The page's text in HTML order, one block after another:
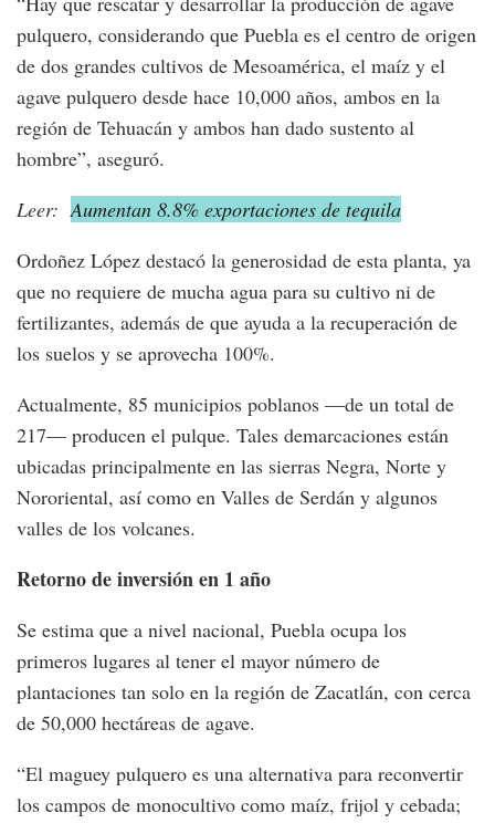
pulquero, considerando que Puebla es el centro de origen
de dos grandes cultivos de Mesoamérica, el maíz y el
agave pulquero desde hace 10,000 años, ambos en la
región de Tehuacán y ambos han dado sustento al
hombre”, aseguró.
Leer: Aumentan 8.8% exportaciones de tequila
Ordoñez López destacó la generosidad de esta planta, ya
que no requiere de mucha agua para su cultivo ni de
fertilizantes, además de que ayuda a la recuperación de
los suelos y se aprovecha 100%.
Actualmente, 85 municipios poblanos —de un total de
217— producen el pulque. Tales demarcaciones están
ubicadas principalmente en las sierras Negra, Norte y
Nororiental, así como en Valles de Serdán y algunos
valles de los volcanes.
Retorno de inversión en 1 año
Se estima que a nivel nacional, Puebla ocupa los
primeros lugares al tener el mayor número de
plantaciones tan solo en la región de Zacatlán, con cerca
de 50,000 hectáreas de agave.
“El maguey pulquero es una alternativa para reconvertir
los campos de monocultivo como maíz, frijol y cebada;